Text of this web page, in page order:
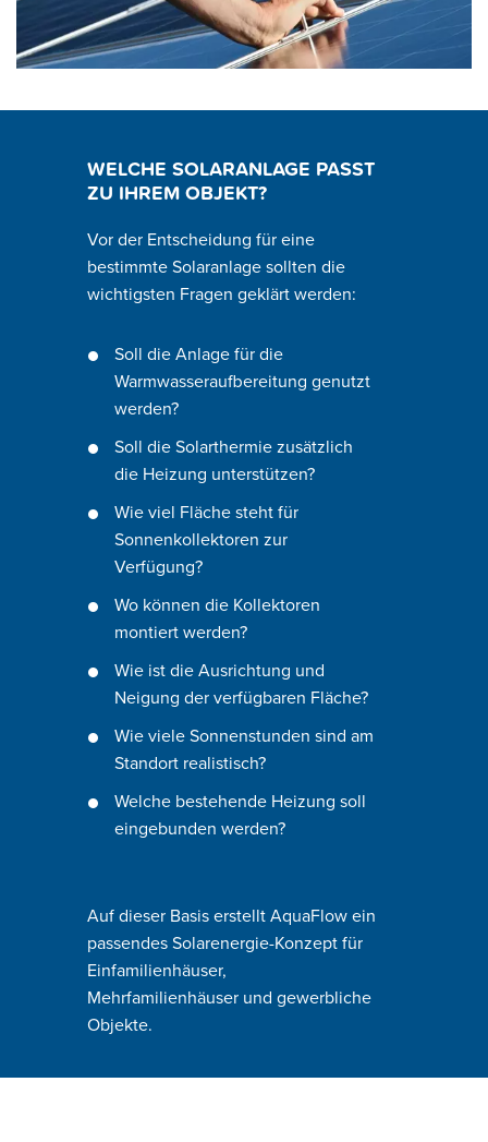
WELCHE SOLARANLAGE PASST
ZU IHREM OBJEKT?
Vor der Entscheidung für eine
bestimmte Solaranlage sollten die
wichtigsten Fragen geklärt werden:
Soll die Anlage für die
Warmwasseraufbereitung genutzt
werden?
Soll die Solarthermie zusätzlich
die Heizung unterstützen?
Wie viel Fläche steht für
Sonnenkollektoren zur
Verfügung?
Wo können die Kollektoren
montiert werden?
Wie ist die Ausrichtung und
Neigung der verfügbaren Fläche?
Wie viele Sonnenstunden sind am
Standort realistisch?
Welche bestehende Heizung soll
eingebunden werden?
Auf dieser Basis erstellt AquaFlow ein
passendes Solarenergie-Konzept für
Einfamilienhäuser,
Mehrfamilienhäuser und gewerbliche
Objekte.